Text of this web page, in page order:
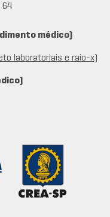
64
médico)
laboratoriais e raio-x)